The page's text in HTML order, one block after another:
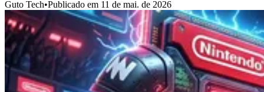
Guto Tech•Publicado em 11 de mai. de 2026